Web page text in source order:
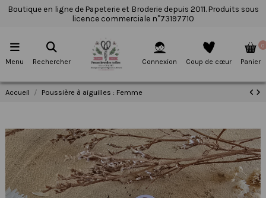
Boutique en ligne de Papeterie et Broderie depuis 2011. Produits sous
licence commerciale n°73197710
Menu Rechercher Connexion Coup de cœur
0
Panier
Accueil Poussière à aiguilles : Femme